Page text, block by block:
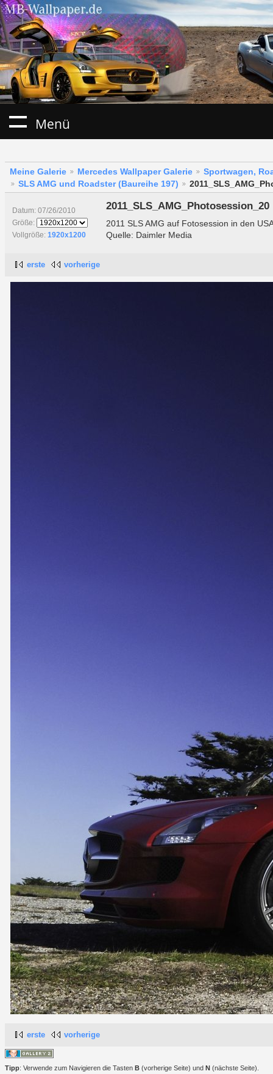
Menü
Meine Galerie Mercedes Wallpaper Galerie
Sportwagen,
SLS AMG und Roadster (Baureihe 197)
Datum: 07/26/2010
Größe:
Vollgröße: 1920x1200
2011_SLS_AMG_Photosession_20
2011 SLS AMG auf Fotosession in den
Quelle: Daimler Media
erste vorherige
erste vorherige
Tipp: Verwende zum Navigieren die Tasten B (vorherige Seite) und N (nächste Seite).